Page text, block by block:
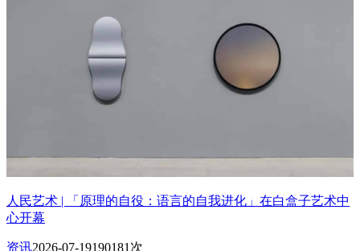
人民艺术 | 「原理的自役：语言的自我进化」在白盒子艺术中
心开幕
资讯2026-07-19190181次